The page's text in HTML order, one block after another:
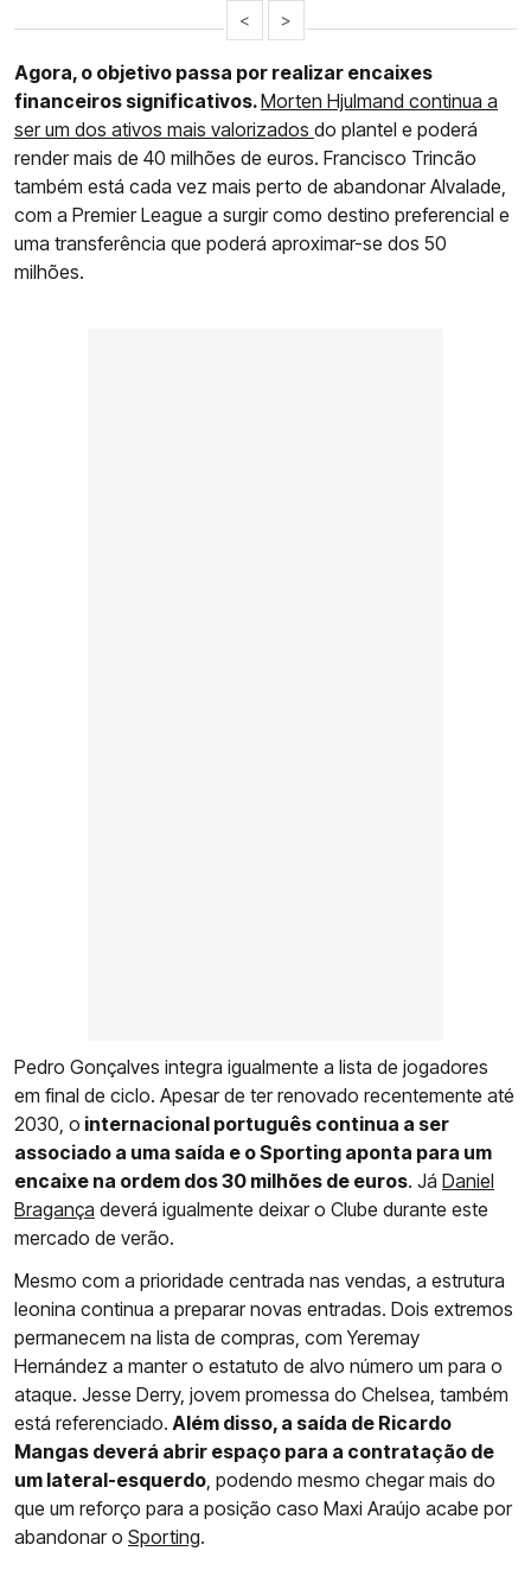
< >
Agora, o objetivo passa por realizar encaixes
financeiros significativos.Morten Hjulmand continua a
ser um dos ativos mais valorizados do plantel e poderá
render mais de 40 milhões de euros. Francisco Trincão
também está cada vez mais perto de abandonar Alvalade,
com a Premier League a surgir como destino preferencial e
uma transferência que poderá aproximar-se dos 50
milhões.
Pedro Gonçalves integra igualmente a lista de jogadores
em final de ciclo. Apesar de ter renovado recentemente até
2030, o internacional português continua a ser
associado a uma saída e o Sporting aponta para um
encaixe na ordem dos 30 milhões de euros. Já Daniel
Bragança deverá igualmente deixar o Clube durante este
mercado de verão.
Mesmo com a prioridade centrada nas vendas, a estrutura
leonina continua a preparar novas entradas. Dois extremos
permanecem na lista de compras, com Yeremay
Hernández a manter o estatuto de alvo número um para o
ataque. Jesse Derry, jovem promessa do Chelsea, também
está referenciado. Além disso, a saída de Ricardo
Mangas deverá abrir espaço para a contratação de
um lateral-esquerdo, podendo mesmo chegar mais do
que um reforço para a posição caso Maxi Araújo acabe por
abandonar o Sporting.